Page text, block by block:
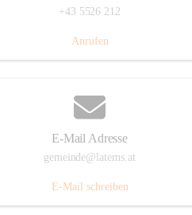
+43 5526 212
Anrufen
E-Mail Adresse
gemeinde@laterns.at
E-Mail schreiben